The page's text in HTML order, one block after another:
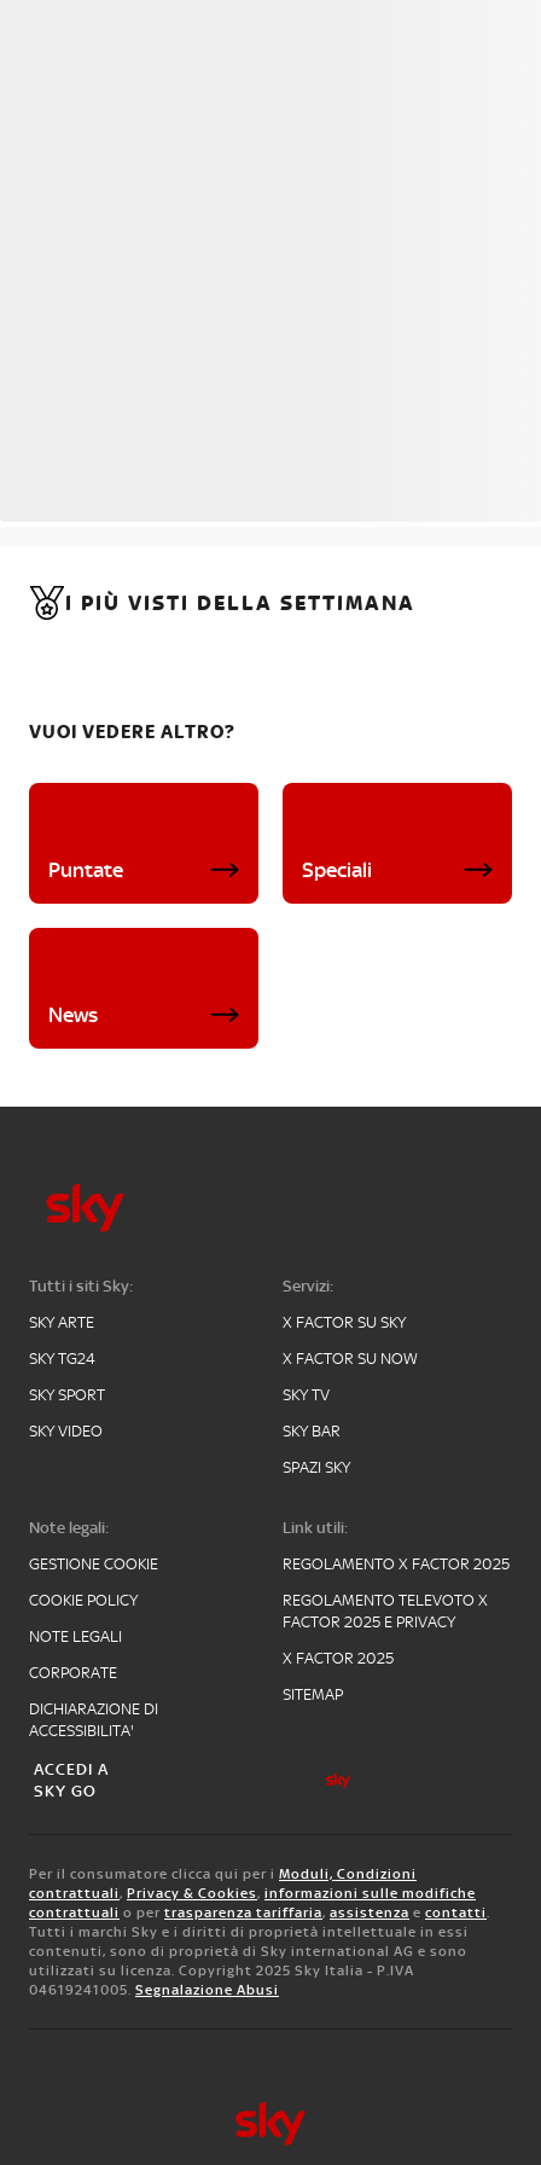
I PIÙ VISTI DELLA SETTIMANA
VUOI VEDERE ALTRO?
Puntate Speciali
News
Tutti i siti Sky:
SKY ARTE
SKY TG24
SKY SPORT
SKY VIDEO
Servizi:
X FACTOR SU SKY
X FACTOR SU NOW
SKY TV
SKY BAR
SPAZI SKY
Note legali:
GESTIONE COOKIE
COOKIE POLICY
NOTE LEGALI
CORPORATE
DICHIARAZIONE DI
ACCESSIBILITA'
Link utili:
REGOLAMENTO X FACTOR 2025
REGOLAMENTO TELEVOTO X
FACTOR 2025 E PRIVACY
X FACTOR 2025
SITEMAP
ACCEDI A
SKY GO
Per il consumatore clicca qui per i Moduli, Condizioni
contrattuali, Privacy & Cookies, informazioni sulle modifiche
contrattuali o per trasparenza tariffaria, assistenza e contatti.
Tutti i marchi Sky e i diritti di proprietà intellettuale in essi
contenuti, sono di proprietà di Sky international AG e sono
utilizzati su licenza. Copyright 2025 Sky Italia - P.IVA
04619241005. Segnalazione Abusi